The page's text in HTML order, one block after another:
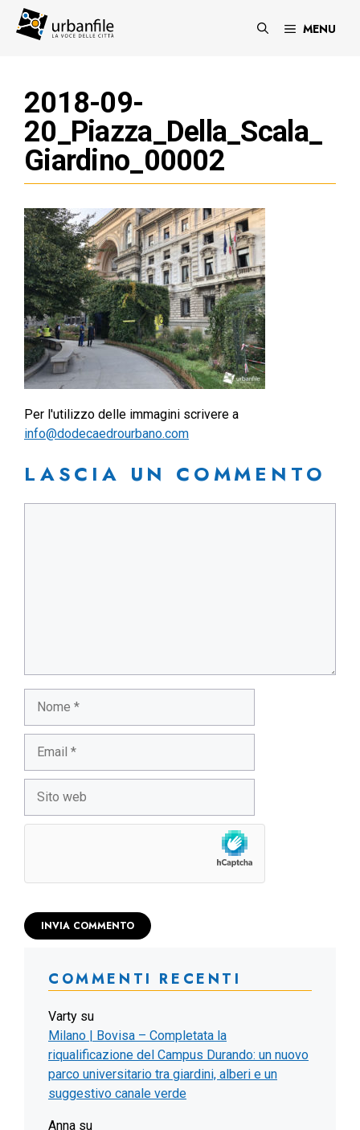
MENU
2018-09-
20_Piazza_Della_Scala_
Giardino_00002
Per l'utilizzo delle immagini scrivere a
info@dodecaedrourbano.com
LASCIA UN COMMENTO
web
COMMENTI RECENTI
Varty su
Milano | Bovisa – Completata la
riqualificazione del Campus Durando: un nuovo
parco universitario tra giardini, alberi e un
suggestivo canale verde
Anna su